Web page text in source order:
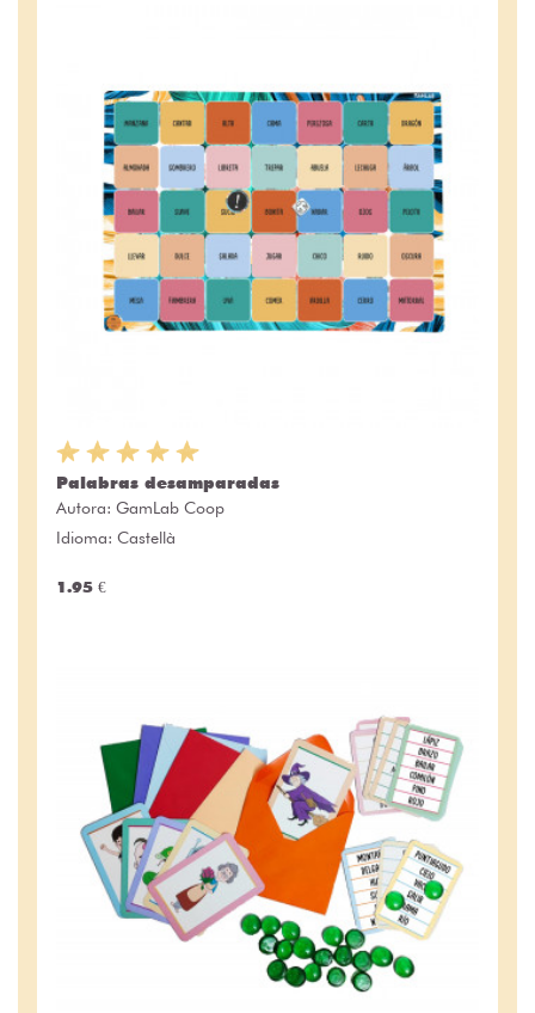
Palabras desamparadas
Autora: GamLab Coop
Idioma: Castellà
1.95 €